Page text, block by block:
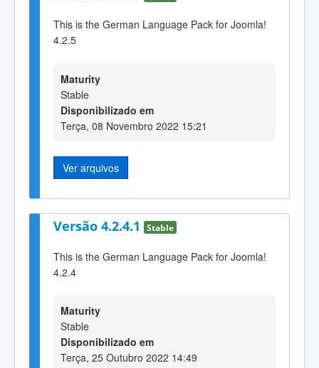
This is the German Language Pack for Joomla!
4.2.5
Maturity
Stable
Disponibilizado em
Terça, 08 Novembro 2022 15:21
Ver arquivos
Versão 4.2.4.1 Stable
This is the German Language Pack for Joomla!
4.2.4
Maturity
Stable
Disponibilizado em
Terça, 25 Outubro 2022 14:49